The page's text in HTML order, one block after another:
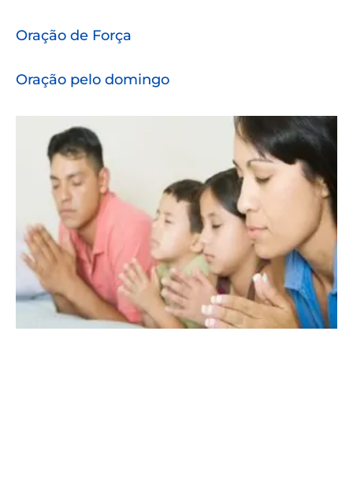
Oração de Força
Oração pelo domingo